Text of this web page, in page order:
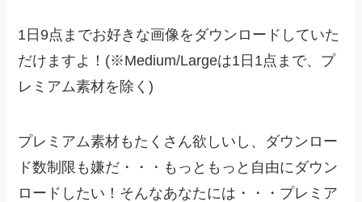
1日9点までお好きな画像をダウンロードしていた
だけますよ！(※Medium/Largeは1日1点まで、プ
レミアム素材を除く)
プレミアム素材もたくさん欲しいし、ダウンロー
ド数制限も嫌だ・・・もっともっと自由にダウン
ロードしたい！そんなあなたには・・・プレミア